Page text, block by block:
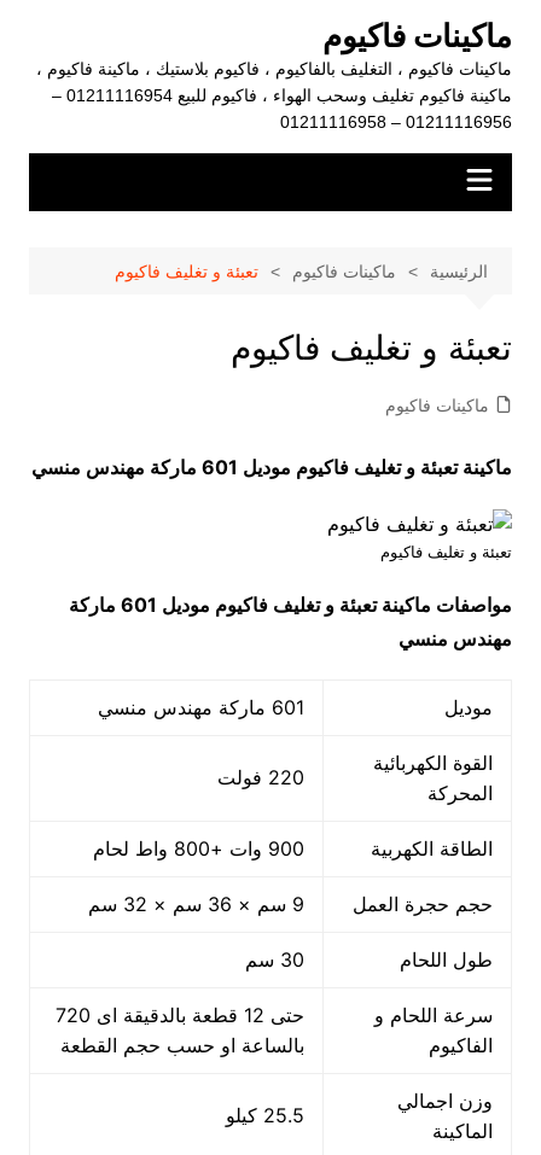
المحتوى
ماكينات فاكيوم
ماكينات فاكيوم ، التغليف بالفاكيوم ، فاكيوم بلاستيك ، ماكينة فاكيوم ،
ماكينة فاكيوم تغليف وسحب الهواء ، فاكيوم للبيع 01211116954 –
01211116956 – 01211116958
الرئيسية ماكينات فاكيوم تعبئة و تغليف فاكيوم
تعبئة و تغليف فاكيوم
ماكينات فاكيوم
ماكينةتعبئة و تغليف فاكيوم موديل 601 ماركة مهندس منسي
تعبئة و تغليف فاكيوم
مواصفات ماكينةتعبئة و تغليف فاكيوم
موديل 601 ماركة
مهندس منسي
موديل 601 ماركة مهندس منسي
القوة الكهربائية
المحركة
220 فولت
الطاقة الكهربية 900 وات +800 واط لحام
حجم حجرة العمل 9 سم × 36 سم × 32 سم
طول اللحام 30 سم
سرعة اللحام و
الفاكيوم
حتى 12 قطعة بالدقيقة اى 720
بالساعة او حسب حجم القطعة
وزن اجمالي
الماكينة
25.5 كيلو